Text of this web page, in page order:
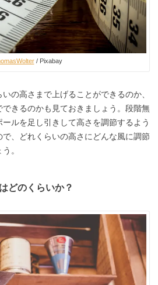
/ Pixabay
の高さまで上げることができるのか、
きるのかも見ておきましょう。段階無
ルを足し引きして高さを調節するよう
、どれくらいの高さにどんな風に調節
。
どのくらいか？